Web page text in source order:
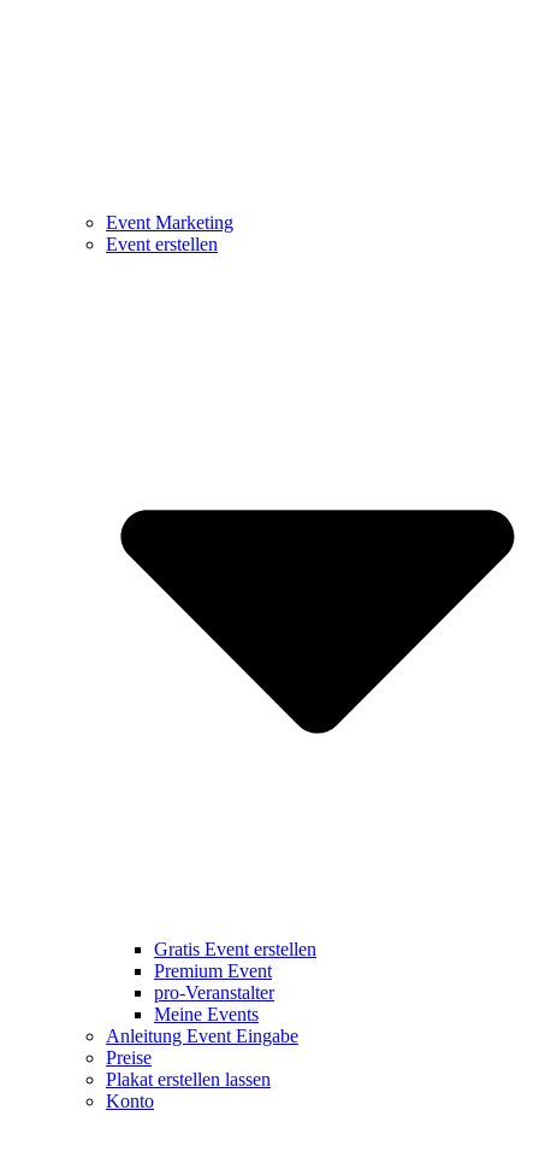
Event Marketing
Event erstellen
Gratis Event erstellen
Premium Event
pro-Veranstalter
Meine Events
Anleitung Event Eingabe
Preise
Plakat erstellen lassen
Konto